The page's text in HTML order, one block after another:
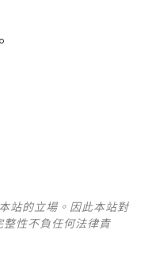
站的立場。因此本站對
性不負任何法律責